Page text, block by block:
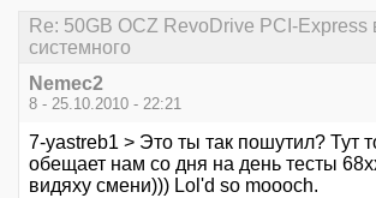
Re: 50GB OCZ RevoDrive PCI-Express
системного
Nemec2
8 - 25.10.2010 - 22:21
7-yastreb1 > Это ты так пошутил? Тут
обещает нам со дня на день тесты
видяху смени))) Lol'd so moooch.